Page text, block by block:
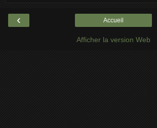
‹ Accueil
Afficher la version Web